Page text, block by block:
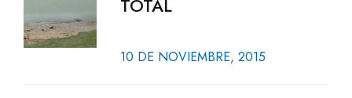
TOTAL
10 DE NOVIEMBRE, 2015